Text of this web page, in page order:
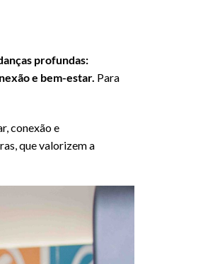
profundas:
e bem-estar. Para
conexão e
que valorizem a